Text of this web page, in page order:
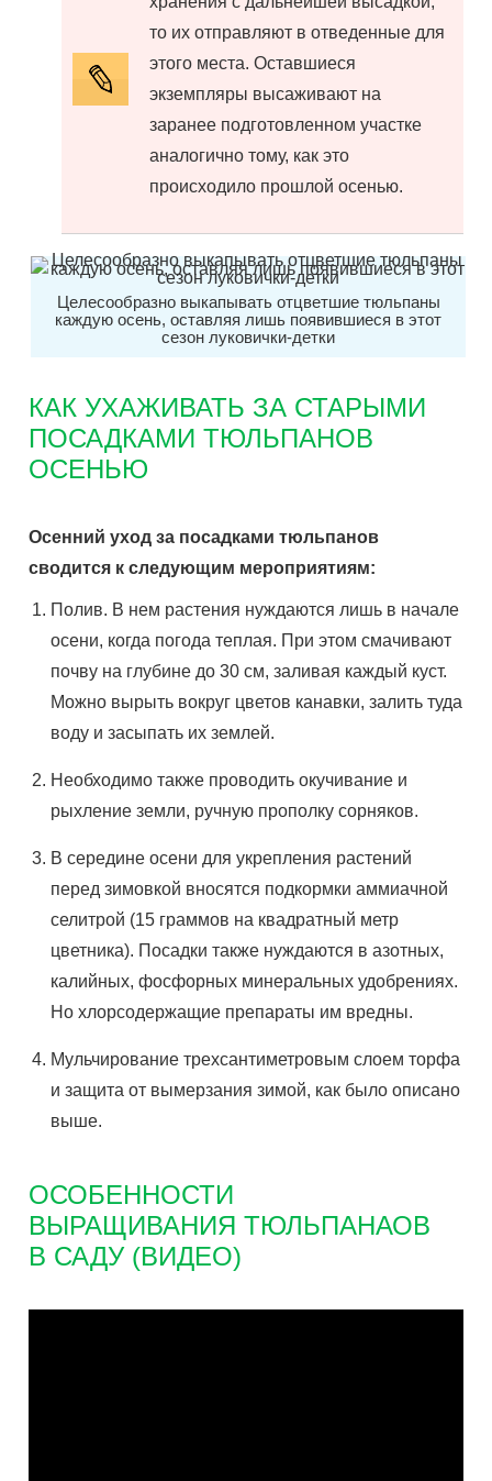
то их отправляют в отведенные для
этого места. Оставшиеся
экземпляры высаживают на
заранее подготовленном участке
аналогично тому, как это
происходило прошлой осенью.
Целесообразно выкапывать отцветшие тюльпаны
каждую осень, оставляя лишь появившиеся в этот
сезон луковички-детки
КАК УХАЖИВАТЬ ЗА СТАРЫМИ
ПОСАДКАМИ ТЮЛЬПАНОВ
ОСЕНЬЮ
Осенний уход за посадками тюльпанов
сводится к следующим мероприятиям:
Полив. В нем растения нуждаются лишь в начале
осени, когда погода теплая. При этом смачивают
почву на глубине до 30 см, заливая каждый куст.
Можно вырыть вокруг цветов канавки, залить туда
воду и засыпать их землей.
Необходимо также проводить окучивание и
рыхление земли, ручную прополку сорняков.
В середине осени для укрепления растений
перед зимовкой вносятся подкормки аммиачной
селитрой (15 граммов на квадратный метр
цветника). Посадки также нуждаются в азотных,
калийных, фосфорных минеральных удобрениях.
Но хлорсодержащие препараты им вредны.
Мульчирование трехсантиметровым слоем торфа
и защита от вымерзания зимой, как было описано
выше.
ОСОБЕННОСТИ
ВЫРАЩИВАНИЯ ТЮЛЬПАНАОВ
В САДУ (ВИДЕО)